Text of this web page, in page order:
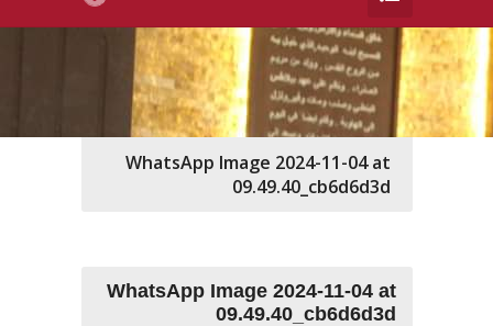
WhatsApp Image 2024-11-04 at
09.49.40_cb6d6d3d
WhatsApp Image 2024-11-04 at
09.49.40_cb6d6d3d